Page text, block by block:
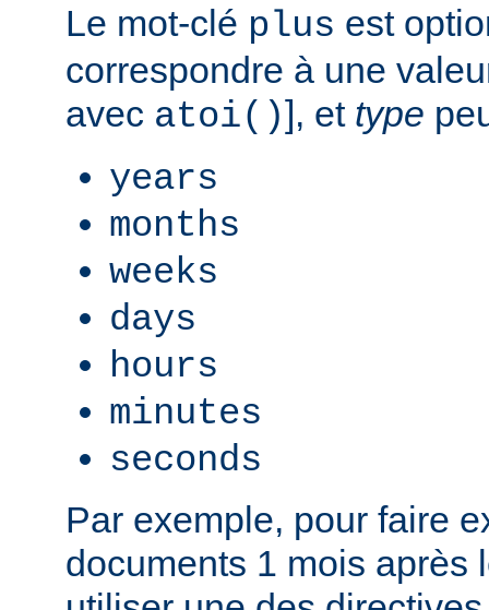
Le mot-clé plus est
correspondre à une
avec atoi()], et type
years
months
weeks
days
hours
minutes
seconds
Par exemple, pour faire
documents 1 mois après